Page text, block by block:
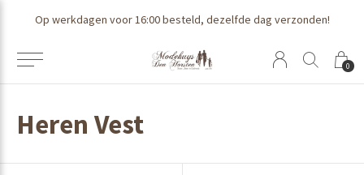
0
Op werkdagen voor 16:00 besteld, dezelfde dag verzonden!
Heren Vest